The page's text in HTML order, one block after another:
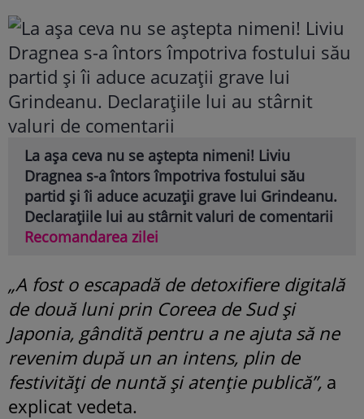
La așa ceva nu se aștepta nimeni! Liviu
Dragnea s-a întors împotriva fostului său
partid și îi aduce acuzații grave lui Grindeanu.
Declarațiile lui au stârnit valuri de comentarii
Recomandarea zilei
„A fost o escapadă de detoxifiere digitală
de două luni prin Coreea de Sud și
Japonia, gândită pentru a ne ajuta să ne
revenim după un an intens, plin de
festivități de nuntă și atenție publică”, a
explicat vedeta.